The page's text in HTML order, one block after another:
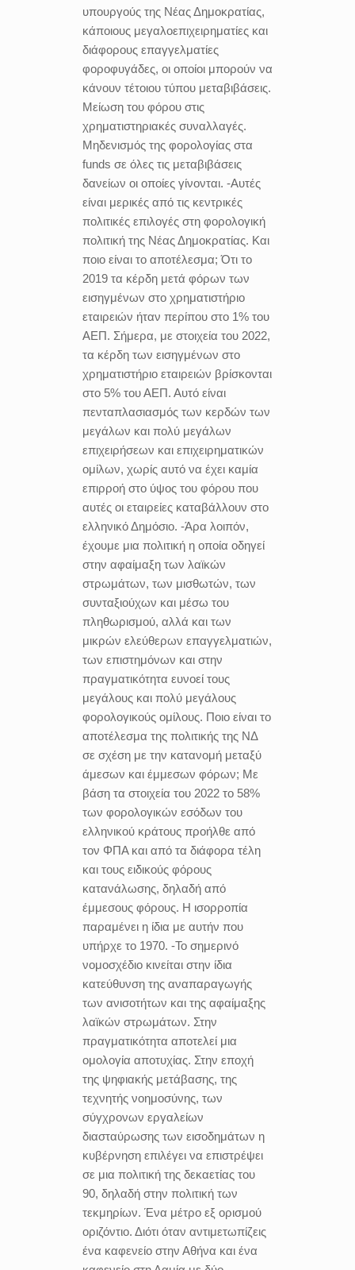
υπουργούς της Νέας Δημοκρατίας,
κάποιους μεγαλοεπιχειρηματίες και
διάφορους επαγγελματίες
φοροφυγάδες, οι οποίοι μπορούν να
κάνουν τέτοιου τύπου μεταβιβάσεις.
Μείωση του φόρου στις
χρηματιστηριακές συναλλαγές.
Μηδενισμός της φορολογίας στα
funds σε όλες τις μεταβιβάσεις
δανείων οι οποίες γίνονται. -Αυτές
είναι μερικές από τις κεντρικές
πολιτικές επιλογές στη φορολογική
πολιτική της Νέας Δημοκρατίας. Και
ποιο είναι το αποτέλεσμα; Ότι το
2019 τα κέρδη μετά φόρων των
εισηγμένων στο χρηματιστήριο
εταιρειών ήταν περίπου στο 1% του
ΑΕΠ. Σήμερα, με στοιχεία του 2022,
τα κέρδη των εισηγμένων στο
χρηματιστήριο εταιρειών βρίσκονται
στο 5% του ΑΕΠ. Αυτό είναι
πενταπλασιασμός των κερδών των
μεγάλων και πολύ μεγάλων
επιχειρήσεων και επιχειρηματικών
ομίλων, χωρίς αυτό να έχει καμία
επιρροή στο ύψος του φόρου που
αυτές οι εταιρείες καταβάλλουν στο
ελληνικό Δημόσιο. -Άρα λοιπόν,
έχουμε μια πολιτική η οποία οδηγεί
στην αφαίμαξη των λαϊκών
στρωμάτων, των μισθωτών, των
συνταξιούχων και μέσω του
πληθωρισμού, αλλά και των
μικρών ελεύθερων επαγγελματιών,
των επιστημόνων και στην
πραγματικότητα ευνοεί τους
μεγάλους και πολύ μεγάλους
φορολογικούς ομίλους. Ποιο είναι το
αποτέλεσμα της πολιτικής της ΝΔ
σε σχέση με την κατανομή μεταξύ
άμεσων και έμμεσων φόρων; Με
βάση τα στοιχεία του 2022 το 58%
των φορολογικών εσόδων του
ελληνικού κράτους προήλθε από
τον ΦΠΑ και από τα διάφορα τέλη
και τους ειδικούς φόρους
κατανάλωσης, δηλαδή από
έμμεσους φόρους. Η ισορροπία
παραμένει η ίδια με αυτήν που
υπήρχε το 1970. -Το σημερινό
νομοσχέδιο κινείται στην ίδια
κατεύθυνση της αναπαραγωγής
των ανισοτήτων και της αφαίμαξης
λαϊκών στρωμάτων. Στην
πραγματικότητα αποτελεί μια
ομολογία αποτυχίας. Στην εποχή
της ψηφιακής μετάβασης, της
τεχνητής νοημοσύνης, των
σύγχρονων εργαλείων
διασταύρωσης των εισοδημάτων η
κυβέρνηση επιλέγει να επιστρέψει
σε μια πολιτική της δεκαετίας του
90, δηλαδή στην πολιτική των
τεκμηρίων. Ένα μέτρο εξ ορισμού
οριζόντιο. Διότι όταν αντιμετωπίζεις
ένα καφενείο στην Αθήνα και ένα